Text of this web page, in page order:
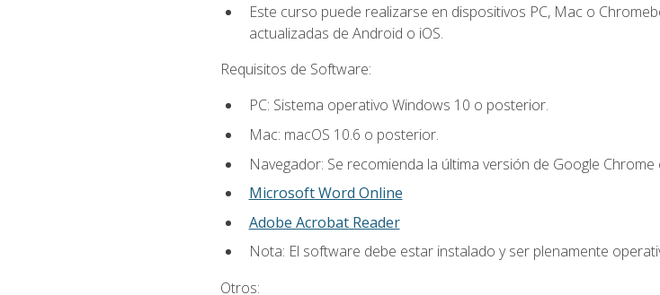
Este curso puede realizarse en dispositivos PC, Mac o
actualizadas de Android o iOS.
Requisitos de Software:
PC: Sistema operativo Windows 10 o posterior.
Mac: macOS 10.6 o posterior.
Navegador: Se recomienda la última versión de Google
Microsoft Word Online
Adobe Acrobat Reader
Nota: El software debe estar instalado y ser plenamente
Otros: